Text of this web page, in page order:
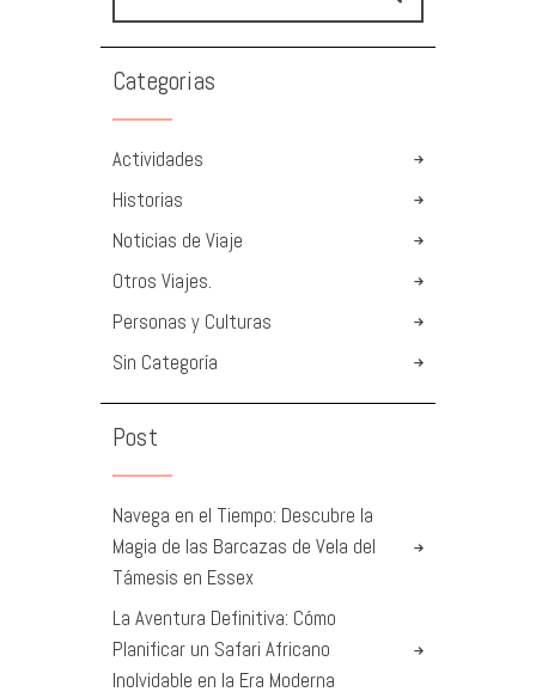
Categorias
Actividades
Historias
Noticias de Viaje
Otros Viajes.
Personas y Culturas
Sin Categoría
Post
Navega en el Tiempo: Descubre la
Magia de las Barcazas de Vela del
Támesis en Essex
La Aventura Definitiva: Cómo
Planificar un Safari Africano
Inolvidable en la Era Moderna